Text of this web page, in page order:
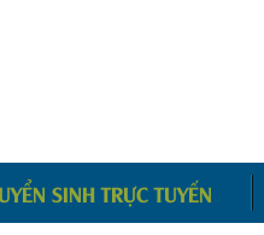
SINH TRỰC TUYẾN